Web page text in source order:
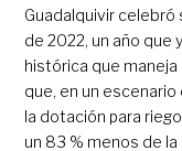
Guadalquivir
de 2022, un año que
histórica que maneja
que, en un
la dotación para
un 83 % menos de